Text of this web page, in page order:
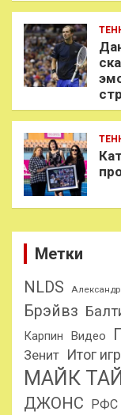
Метки
NLDS
Брэйвз
Карпин
Видео
Зенит Итог
МАЙК
ДЖОНС
РФС